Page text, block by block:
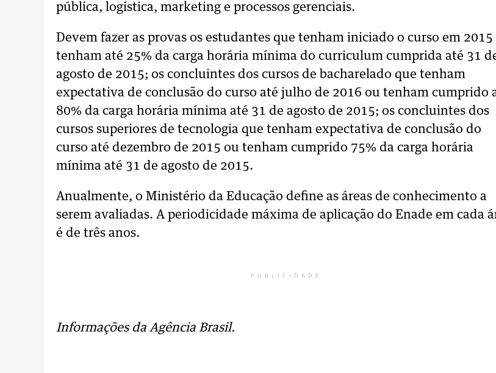
pública, logística, marketing e processos gerenciais.
Devem fazer as provas os estudantes que tenham iniciado o curso em 2015
tenham até 25% da carga horária mínima do curriculum cumprida até 31
agosto de 2015; os concluintes dos cursos de bacharelado que tenham
expectativa de conclusão do curso até julho de 2016 ou tenham cumprido
80% da carga horária mínima até 31 de agosto de 2015; os concluintes dos
cursos superiores de tecnologia que tenham expectativa de conclusão do
curso até dezembro de 2015 ou tenham cumprido 75% da carga horária
mínima até 31 de agosto de 2015.
Anualmente, o Ministério da Educação define as áreas de conhecimento a
serem avaliadas. A periodicidade máxima de aplicação do Enade em cada
é de três anos.
PUBLICIDADE
Informações da Agência Brasil.